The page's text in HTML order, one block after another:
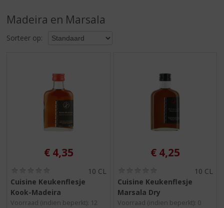
r
n
g
a
t
Madeira en Marsala
Sorteer op:
€ 4,35
,
0
/
10 CL
Cuisine Keukenflesje
Kook-Madeira
Voorraad (indien beperkt): 12
€ 4,25
,
/
10 CL
Cuisine Keukenflesje
Marsala Dry
Voorraad (indien beperkt): 0